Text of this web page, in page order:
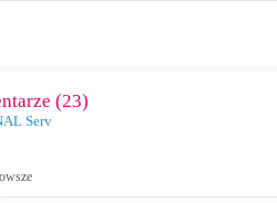
(23)
Serv